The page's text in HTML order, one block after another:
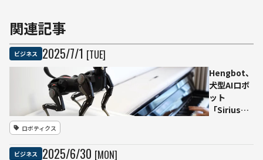
関連記事
ビジネス 2025/7/1 [TUE]
Hengbot、
犬型AIロボ
ット
「Sirius」
ロボティクス
ビジネス 2025/6/30 [MON]